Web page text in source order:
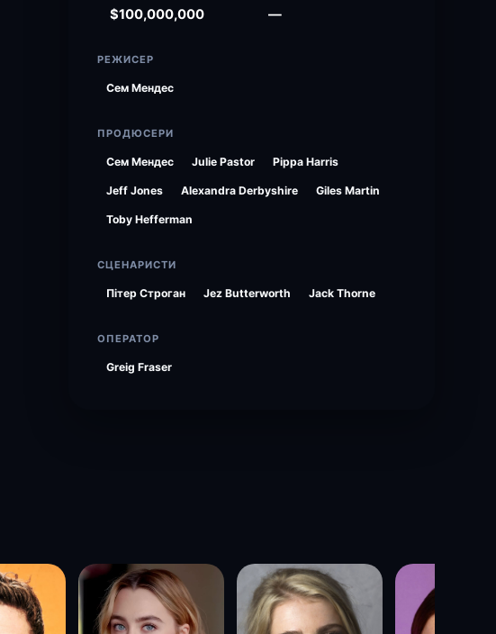
$100,000,000 —
РЕЖИСЕР
Сем Мендес
ПРОДЮСЕРИ
Сем Мендес Julie Pastor Pippa Harris
Jeff Jones Alexandra Derbyshire Giles Martin
Toby Hefferman
СЦЕНАРИСТИ
Пітер Строган Jez Butterworth Jack Thorne
ОПЕРАТОР
Greig Fraser